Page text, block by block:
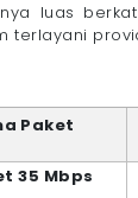
luas
terlayani
Paket
35 Mbps